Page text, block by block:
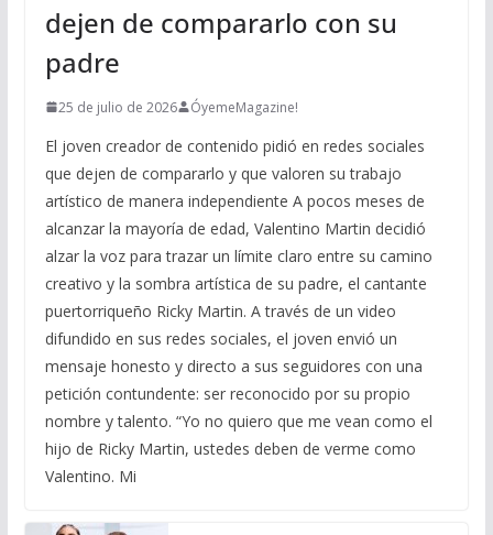
dejen de compararlo con su
padre
25 de julio de 2026 ÓyemeMagazine!
El joven creador de contenido pidió en redes sociales
que dejen de compararlo y que valoren su trabajo
artístico de manera independiente A pocos meses de
alcanzar la mayoría de edad, Valentino Martin decidió
alzar la voz para trazar un límite claro entre su camino
creativo y la sombra artística de su padre, el cantante
puertorriqueño Ricky Martin. A través de un video
difundido en sus redes sociales, el joven envió un
mensaje honesto y directo a sus seguidores con una
petición contundente: ser reconocido por su propio
nombre y talento. “Yo no quiero que me vean como el
hijo de Ricky Martin, ustedes deben de verme como
Valentino. Mi